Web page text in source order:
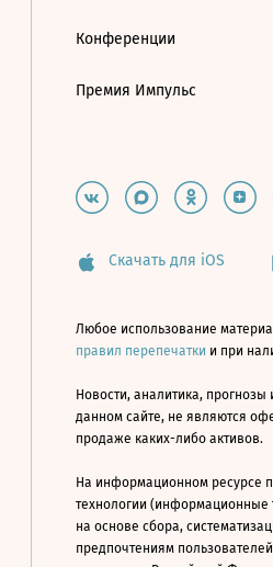
Конференции
Премия Импульс
Скачать для iOS
Любое использование
правил перепечатки и при
Новости, аналитика,
данном сайте, не являются
продаже каких-либо активов.
На информационном ресурсе
технологии (информационные
на основе сбора,
предпочтениям